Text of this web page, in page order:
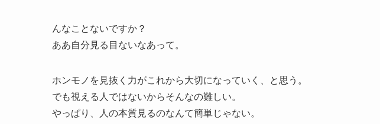
んなことないですか？
ああ自分見る目ないなあって。
ホンモノを見抜く力がこれから大切になっていく、と思う。
でも視える人ではないからそんなの難しい。
やっぱり、人の本質見るのなんて簡単じゃない。